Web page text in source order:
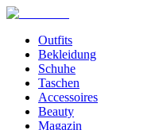
Outfits
Bekleidung
Schuhe
Taschen
Accessoires
Beauty
Magazin